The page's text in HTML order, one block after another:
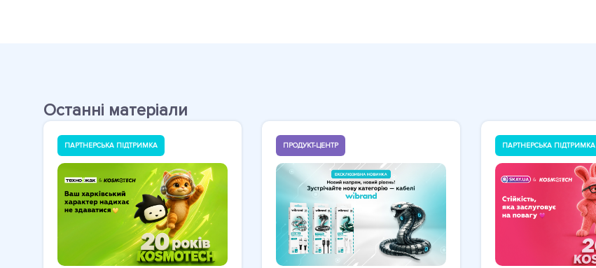
Останні матеріали
ПАРТНЕРСЬКА ПІДТРИМКА ПРОДУКТ-ЦЕНТР ПАРТНЕРСЬКА ПІДТРИМКА